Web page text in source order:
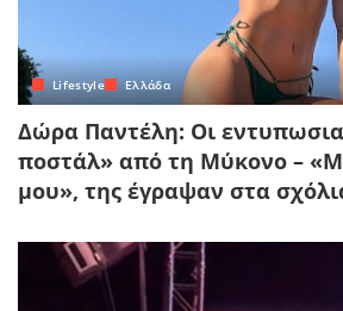
Lifestyle Ελλάδα
Δώρα Παντέλη: Οι
ποστάλ» από τη Μύκονο –
μου», της έγραψαν στα